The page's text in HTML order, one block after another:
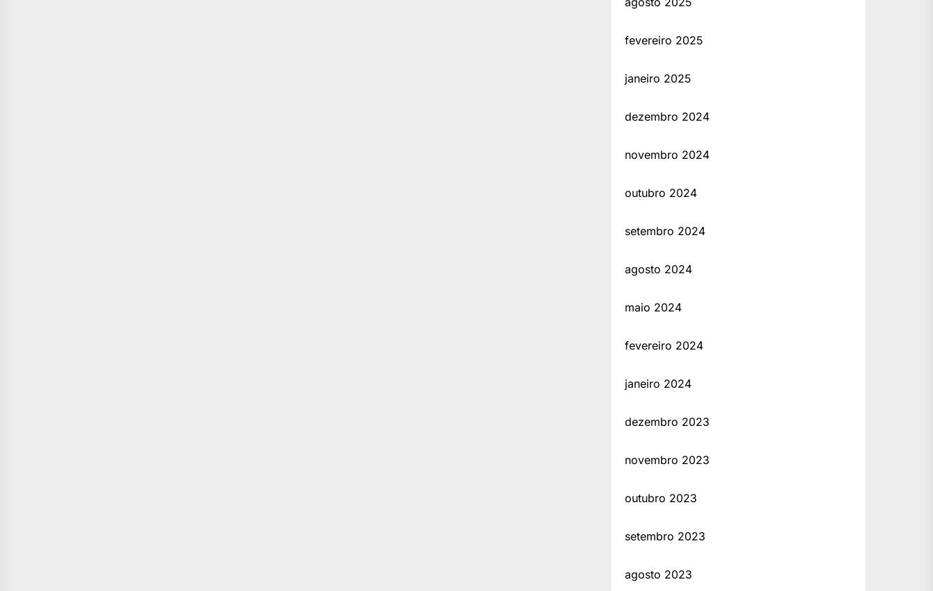
fevereiro 2025
janeiro 2025
dezembro 2024
novembro 2024
outubro 2024
setembro 2024
agosto 2024
maio 2024
fevereiro 2024
janeiro 2024
dezembro 2023
novembro 2023
outubro 2023
setembro 2023
agosto 2023